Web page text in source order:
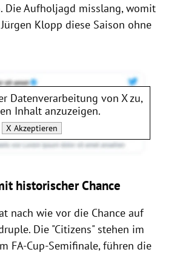
Die Aufholjagd misslang, womit
Klopp diese Saison ohne
Datenverarbeitung von Xzu,
Inhalt anzuzeigen.
X Akzeptieren
historischer Chance
nach wie vor die Chance auf
Die "Citizens" stehen im
FA-Cup-Semifinale, führen die